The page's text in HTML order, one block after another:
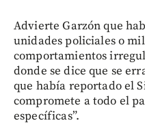
Advierte Garzón que
unidades policiales o
comportamientos
donde se dice que se
que había reportado el
compromete a todo el
específicas”.